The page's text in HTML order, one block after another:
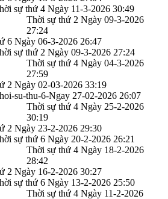
sự thứ 4 Ngày 11-3-2026 30:49
Thời sự thứ 2 Ngày 09-3-2026
27:24
6 Ngày 06-3-2026 26:47
sự thứ 2 Ngày 09-3-2026 27:24
Thời sự thứ 4 Ngày 04-3-2026
27:59
2 Ngày 02-03-2026 33:19
su-thu-6-Ngay 27-02-2026 26:07
Thời sự thứ 4 Ngày 25-2-2026
30:19
2 Ngày 23-2-2026 29:30
sự thứ 6 Ngày 20-2-2026 26:21
Thời sự thứ 4 Ngày 18-2-2026
28:42
2 Ngày 16-2-2026 30:27
sự thứ 6 Ngày 13-2-2026 25:50
Thời sự thứ 4 Ngày 11-2-2026